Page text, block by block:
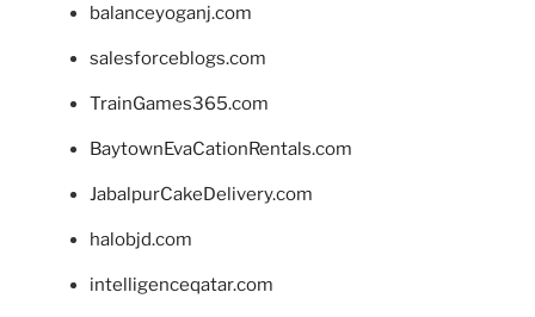
balanceyoganj.com
salesforceblogs.com
TrainGames365.com
BaytownEvaCationRentals.com
JabalpurCakeDelivery.com
halobjd.com
intelligenceqatar.com